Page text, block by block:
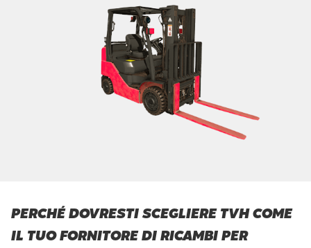
PERCHÉ DOVRESTI SCEGLIERE TVH COME
IL TUO FORNITORE DI RICAMBI PER